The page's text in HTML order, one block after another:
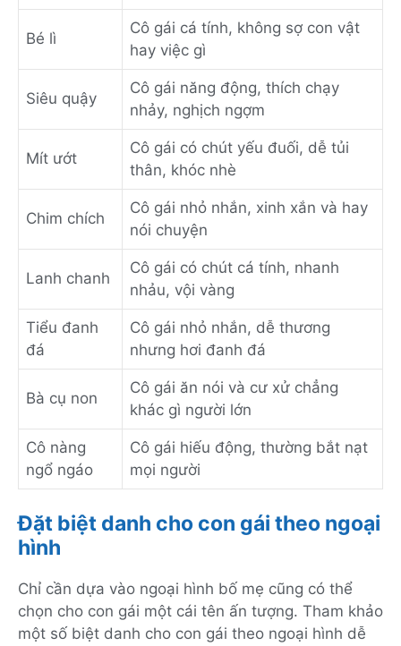
Bé lì
Cô gái cá tính, không sợ con vật
hay việc gì
Siêu quậy
Cô gái năng động, thích chạy
nhảy, nghịch ngợm
Mít ướt
Cô gái có chút yếu đuối, dễ tủi
thân, khóc nhè
Chim chích
Cô gái nhỏ nhắn, xinh xắn và hay
nói chuyện
Lanh chanh
Cô gái có chút cá tính, nhanh
nhảu, vội vàng
Tiểu đanh
đá
Cô gái nhỏ nhắn, dễ thương
nhưng hơi đanh đá
Bà cụ non
Cô gái ăn nói và cư xử chẳng
khác gì người lớn
Cô nàng
ngổ ngáo
Cô gái hiếu động, thường bắt nạt
mọi người
Đặt biệt danh cho con gái theo ngoại
hình
Chỉ cần dựa vào ngoại hình bố mẹ cũng có thể
chọn cho con gái một cái tên ấn tượng. Tham khảo
một số biệt danh cho con gái theo ngoại hình dễ